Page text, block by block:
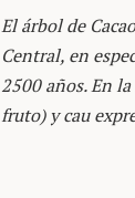
El árbol de
Central, en
2500 años. En
fruto) y cau